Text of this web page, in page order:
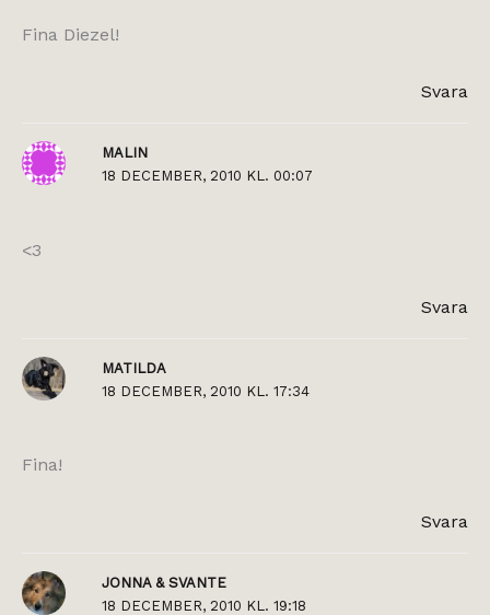
Fina Diezel!
Svara
MALIN
18 DECEMBER, 2010 KL. 00:07
<3
Svara
MATILDA
18 DECEMBER, 2010 KL. 17:34
Fina!
Svara
JONNA & SVANTE
18 DECEMBER, 2010 KL. 19:18